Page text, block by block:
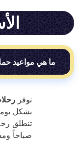
مواعيد حملات
رحلات عمرة
بشكل يومي
تنطلق رحلاتنا في
صباحاً ومساءً